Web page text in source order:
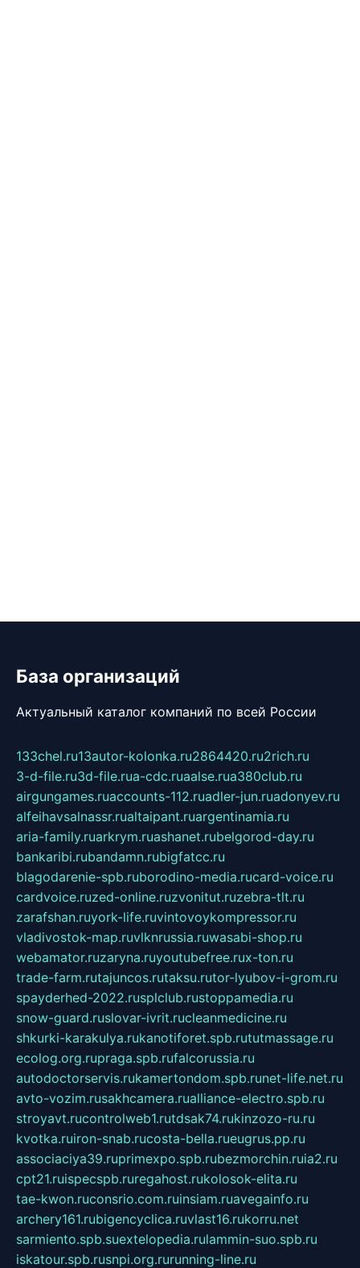
База организаций
Актуальный каталог компаний по всей России
133chel.ru13autor-kolonka.ru2864420.ru2rich.ru
3-d-file.ru3d-file.rua-cdc.ruaalse.rua380club.ru
airgungames.ruaccounts-112.ruadler-jun.ruadonyev.ru
alfeihavsalnassr.rualtaipant.ruargentinamia.ru
aria-family.ruarkrym.ruashanet.rubelgorod-day.ru
bankaribi.rubandamn.rubigfatcc.ru
blagodarenie-spb.ruborodino-media.rucard-voice.ru
cardvoice.ruzed-online.ruzvonitut.ruzebra-tlt.ru
zarafshan.ruyork-life.ruvintovoykompressor.ru
vladivostok-map.ruvlknrussia.ruwasabi-shop.ru
webamator.ruzaryna.ruyoutubefree.rux-ton.ru
trade-farm.rutajuncos.rutaksu.rutor-lyubov-i-grom.ru
spayderhed-2022.rusplclub.rustoppamedia.ru
snow-guard.ruslovar-ivrit.rucleanmedicine.ru
shkurki-karakulya.rukanotiforet.spb.rututmassage.ru
ecolog.org.rupraga.spb.rufalcorussia.ru
autodoctorservis.rukamertondom.spb.runet-life.net.ru
avto-vozim.rusakhcamera.rualliance-electro.spb.ru
stroyavt.rucontrolweb1.rutdsak74.rukinzozo-ru.ru
kvotka.ruiron-snab.rucosta-bella.rueugrus.pp.ru
associaciya39.ruprimexpo.spb.rubezmorchin.ruia2.ru
cpt21.ruispecspb.ruregahost.rukolosok-elita.ru
tae-kwon.ruconsrio.com.ruinsiam.ruavegainfo.ru
archery161.rubigencyclica.ruvlast16.rukorru.net
sarmiento.spb.suextelopedia.rulammin-suo.spb.ru
iskatour.spb.rusnpi.org.rurunning-line.ru